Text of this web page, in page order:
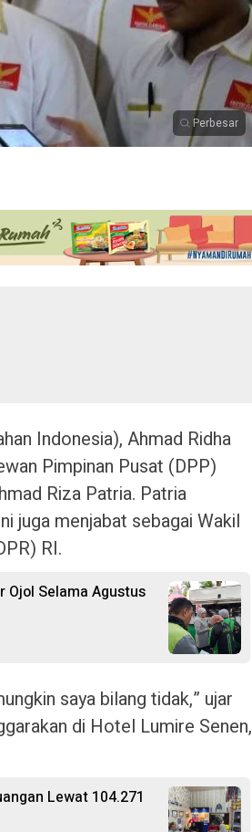
Perbesar
Indonesia), Ahmad Ridha
Pimpinan Pusat (DPP)
Riza Patria. Patria
juga menjabat sebagai Wakil
RI.
Ojol Selama Agustus
saya bilang tidak,” ujar
di Hotel Lumire Senen,
Lewat 104.271